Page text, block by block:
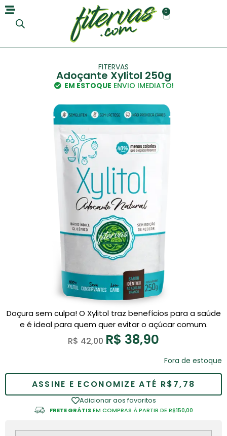
0
FITERVAS
Adoçante Xylitol 250g
EM ESTOQUE ENVIO IMEDIATO!
Doçura sem culpa! O Xylitol traz benefícios para a saúde
e é ideal para quem quer evitar o açúcar comum.
R$ 42,00 R$ 38,90
Fora de estoque
ASSINE E ECONOMIZE ATÉ R$7,78
Adicionar aos favoritos
FRETE GRÁTISEM COMPRAS À PARTIR DE R$150,00